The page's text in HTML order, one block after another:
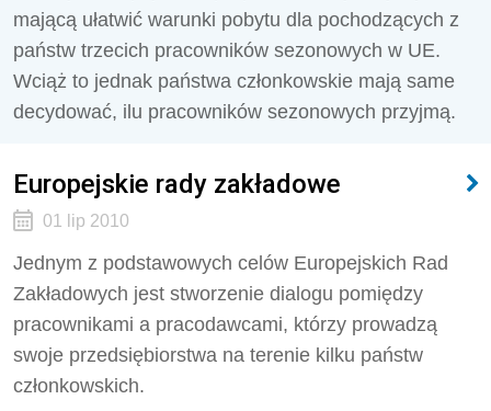
mającą ułatwić warunki pobytu dla pochodzących z
państw trzecich pracowników sezonowych w UE.
Wciąż to jednak państwa członkowskie mają same
decydować, ilu pracowników sezonowych przyjmą.
Europejskie rady zakładowe
01 lip 2010
Jednym z podstawowych celów Europejskich Rad
Zakładowych jest stworzenie dialogu pomiędzy
pracownikami a pracodawcami, którzy prowadzą
swoje przedsiębiorstwa na terenie kilku państw
członkowskich.